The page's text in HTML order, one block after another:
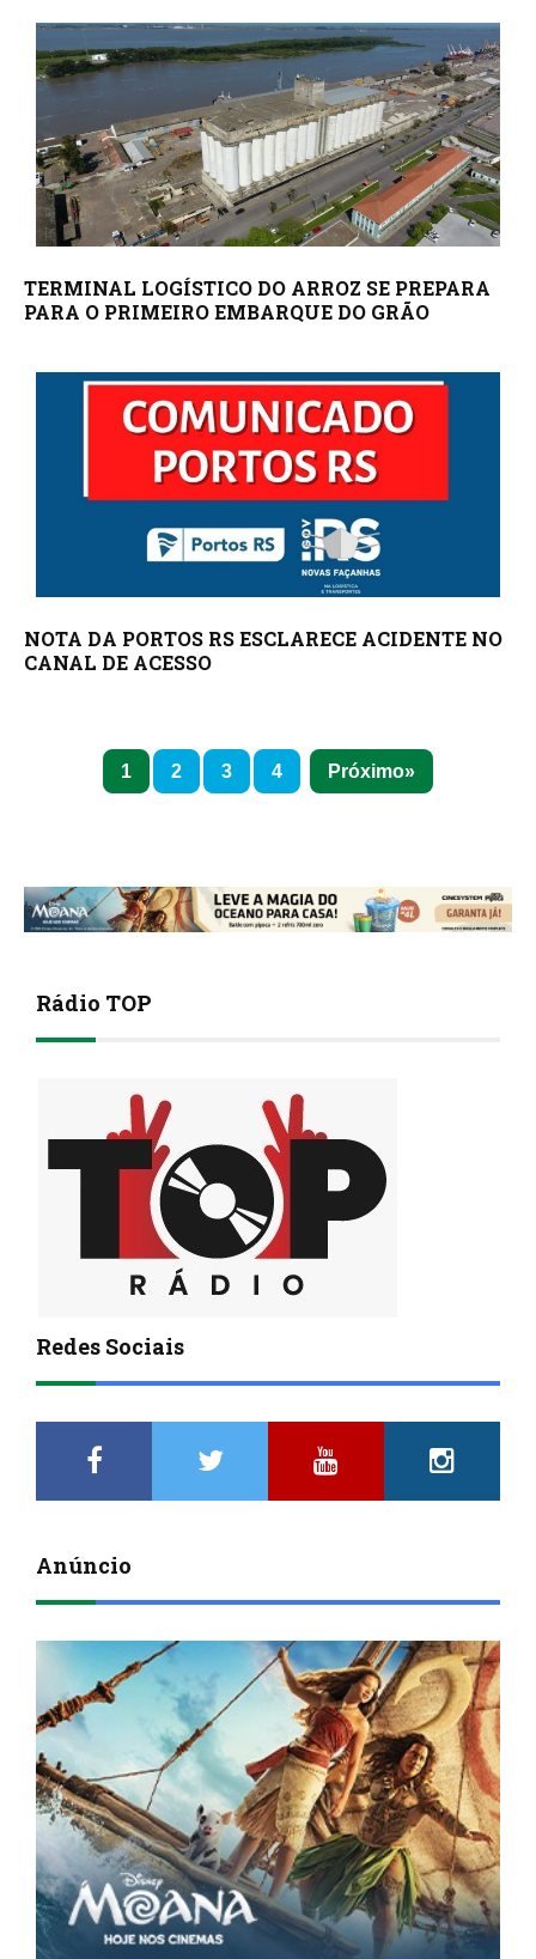
TERMINAL LOGÍSTICO DO ARROZ SE PREPARA
PARA O PRIMEIRO EMBARQUE DO GRÃO
NOTA DA PORTOS RS ESCLARECE ACIDENTE NO
CANAL DE ACESSO
1 2 3 4 Próximo
Rádio TOP
Redes Sociais
Anúncio